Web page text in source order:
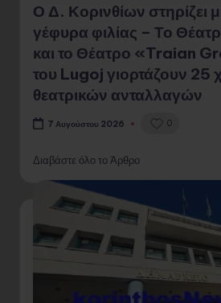
Ο Δ. Κορινθίων στηρίζει
γέφυρα φιλίας – Το
και το Θέατρο «Traian
του Lugoj γιορτάζουν 25
θεατρικών ανταλλαγών
7 Αυγούστου 2026 0
Διαβάστε όλο το Άρθρο